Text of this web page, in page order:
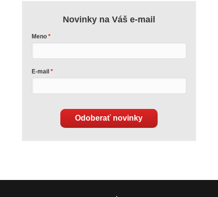
Novinky na Váš e-mail
Meno
E-mail
Odoberať novinky